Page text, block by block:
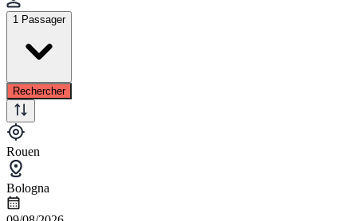
1 Passager
Rechercher
Rouen
Bologna